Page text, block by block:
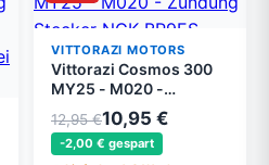
VITTORAZI MOTORS
Vittorazi Cosmos 300
MY25 - M020 -
Zündung Stecker NGK
BR9ES
12,95 €10,95 €
-2,00 € gespart